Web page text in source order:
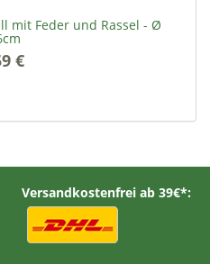
mit Feder und Rassel - Ø
€
Versandkostenfrei ab 39€*: